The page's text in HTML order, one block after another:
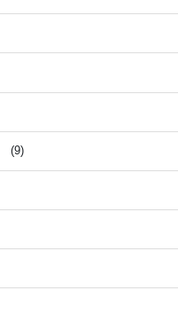
(9)